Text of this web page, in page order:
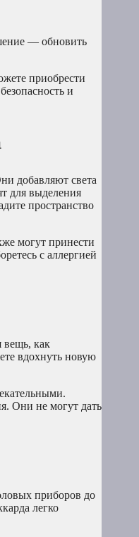
— обновить
приобрести
и
добавляют света
для выделения
пространство
могут принести
с аллергией
вещь, как
вдохнуть новую
Они не могут дать
приборов до
легко